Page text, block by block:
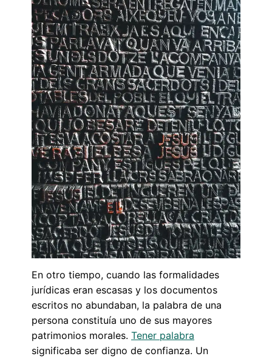
En otro tiempo, cuando las formalidades
jurídicas eran escasas y los documentos
escritos no abundaban, la palabra de una
persona constituía uno de sus mayores
patrimonios morales. Tener palabra
significaba ser digno de confianza. Un